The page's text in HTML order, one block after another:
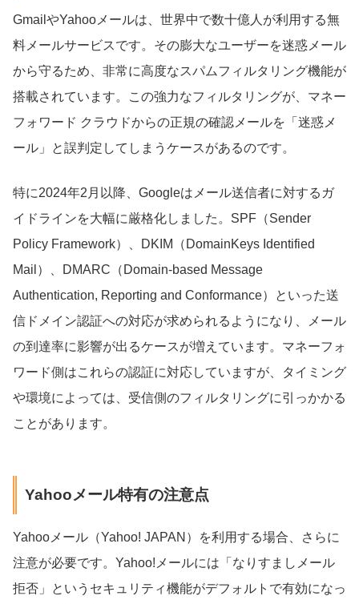
GmailやYahooメールは、世界中で数十億人が利用する無
料メールサービスです。その膨大なユーザーを迷惑メール
から守るため、非常に高度なスパムフィルタリング機能が
搭載されています。この強力なフィルタリングが、マネー
フォワード クラウドからの正規の確認メールを「迷惑メ
ール」と誤判定してしまうケースがあるのです。
特に2024年2月以降、Googleはメール送信者に対するガ
イドラインを大幅に厳格化しました。SPF（Sender
Policy Framework）、DKIM（DomainKeys Identified
Mail）、DMARC（Domain-based Message
Authentication, Reporting and Conformance）といった送
信ドメイン認証への対応が求められるようになり、メール
の到達率に影響が出るケースが増えています。マネーフォ
ワード側はこれらの認証に対応していますが、タイミング
や環境によっては、受信側のフィルタリングに引っかかる
ことがあります。
Yahooメール特有の注意点
Yahooメール（Yahoo! JAPAN）を利用する場合、さらに
注意が必要です。Yahoo!メールには「なりすましメール
拒否」というセキュリティ機能がデフォルトで有効になっ